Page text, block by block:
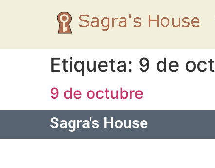
Etiqueta: 9 de
9 de octubre
Sagra's House